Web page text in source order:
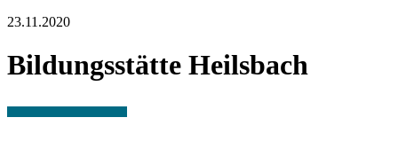
23.11.2020
Bildungsstätte Heilsbach